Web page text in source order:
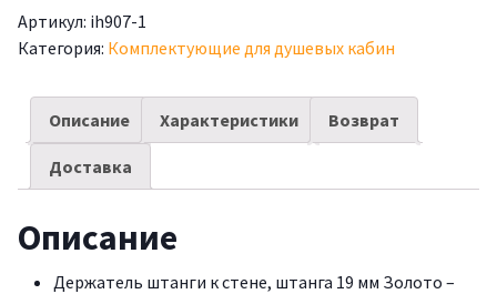
Артикул: ih907-1
Категория: Комплектующие для душевых кабин
Описание Характеристики Возврат
Доставка
Описание
Держатель штанги к стене, штанга 19 мм Золото –